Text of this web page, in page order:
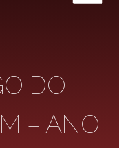
DO
– ANO